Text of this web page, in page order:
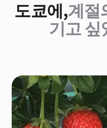
도쿄에,계절
기고